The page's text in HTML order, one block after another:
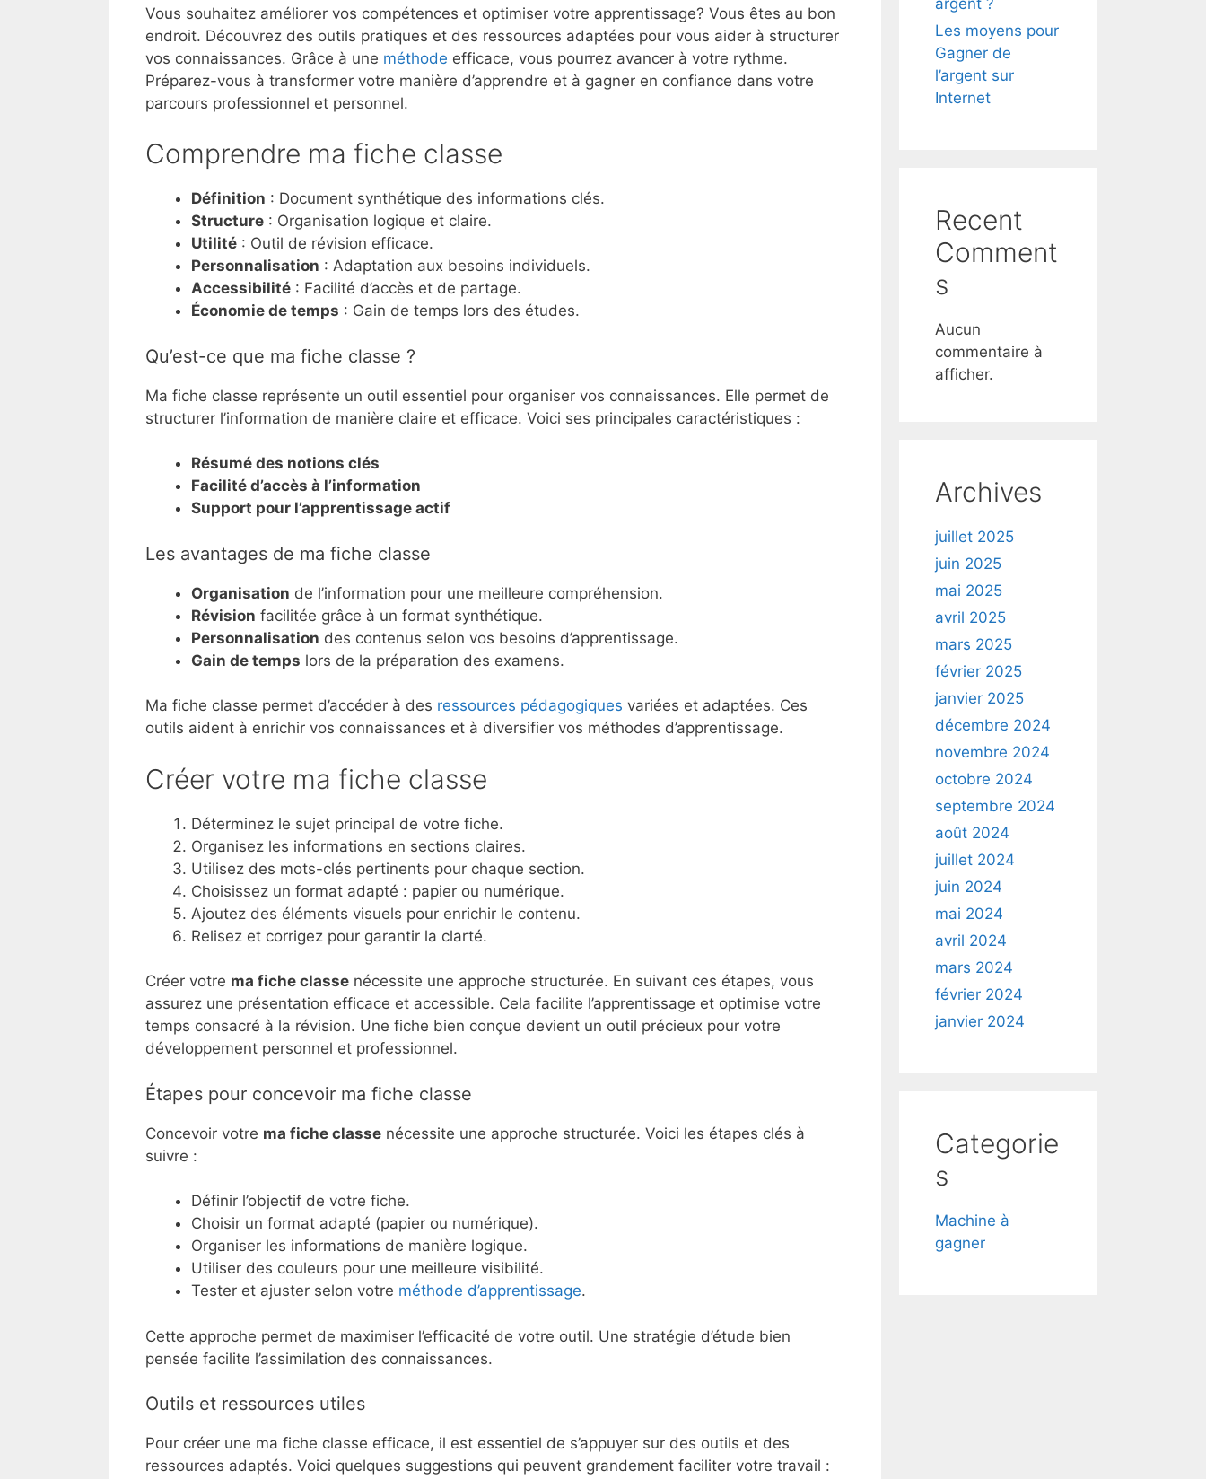
Vous souhaitez améliorer vos compétences et optimiser votre apprentissage? Vous êtes au bon
endroit. Découvrez des outils pratiques et des ressources adaptées pour vous aider à structurer
vos connaissances. Grâce à une méthode efficace, vous pourrez avancer à votre rythme.
Préparez-vous à transformer votre manière d’apprendre et à gagner en confiance dans votre
parcours professionnel et personnel.
Comprendre ma fiche classe
Définition : Document synthétique des informations clés.
Structure : Organisation logique et claire.
Utilité : Outil de révision efficace.
Personnalisation : Adaptation aux besoins individuels.
Accessibilité : Facilité d’accès et de partage.
Économie de temps : Gain de temps lors des études.
Qu’est-ce que ma fiche classe ?
Ma fiche classe représente un outil essentiel pour organiser vos connaissances. Elle permet de
structurer l’information de manière claire et efficace. Voici ses principales caractéristiques :
Résumé des notions clés
Facilité d’accès à l’information
Support pour l’apprentissage actif
Les avantages de ma fiche classe
Organisation de l’information pour une meilleure compréhension.
Révision facilitée grâce à un format synthétique.
Personnalisation des contenus selon vos besoins d’apprentissage.
Gain de temps lors de la préparation des examens.
Ma fiche classe permet d’accéder à des ressources pédagogiques variées et adaptées. Ces
outils aident à enrichir vos connaissances et à diversifier vos méthodes d’apprentissage.
Créer votre ma fiche classe
Déterminez le sujet principal de votre fiche.
Organisez les informations en sections claires.
Utilisez des mots-clés pertinents pour chaque section.
Choisissez un format adapté : papier ou numérique.
Ajoutez des éléments visuels pour enrichir le contenu.
Relisez et corrigez pour garantir la clarté.
Créer votre ma fiche classe nécessite une approche structurée. En suivant ces étapes, vous
assurez une présentation efficace et accessible. Cela facilite l’apprentissage et optimise votre
temps consacré à la révision. Une fiche bien conçue devient un outil précieux pour votre
développement personnel et professionnel.
Étapes pour concevoir ma fiche classe
Concevoir votre ma fiche classe nécessite une approche structurée. Voici les étapes clés à
suivre :
Définir l’objectif de votre fiche.
Choisir un format adapté (papier ou numérique).
Organiser les informations de manière logique.
Utiliser des couleurs pour une meilleure visibilité.
Tester et ajuster selon votre méthode d’apprentissage.
Cette approche permet de maximiser l’efficacité de votre outil. Une stratégie d’étude bien
pensée facilite l’assimilation des connaissances.
Outils et ressources utiles
Pour créer une ma fiche classe efficace, il est essentiel de s’appuyer sur des outils et des
ressources adaptés. Voici quelques suggestions qui peuvent grandement faciliter votre travail :
Les moyens pour
Gagner de
l’argent sur
Internet
Recent
Comment
s
Aucun
commentaire à
afficher.
Archives
juillet 2025
juin 2025
mai 2025
avril 2025
mars 2025
février 2025
janvier 2025
décembre 2024
novembre 2024
octobre 2024
septembre 2024
août 2024
juillet 2024
juin 2024
mai 2024
avril 2024
mars 2024
février 2024
janvier 2024
Categorie
s
Machine à
gagner